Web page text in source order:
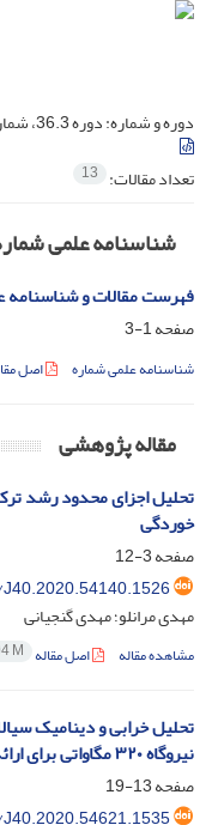
دوره و شماره:دوره 36.3، شماره 2، مهندسی مکانیک، آذر 1399، صفحه 1-118
تعداد مقالات: 13
شناسنامه علمی
فهرست مقالات و شناسنامه علمی مجله
صفحه1-3
شناسنامه علمی شماره اصل
مقاله پژوهشی
تحلیل اجزای محدود رشد
خوردگی
صفحه3-12
مهدی مرانلو؛ مهدی گنجیانی
مشاهده مقاله اصل مقاله M
تحلیل خرابی و دینامیک
نیروگاه ۳۲۰ مگاواتی برای ارائه‌ی طرح چیدمان بهترین جایگزین
صفحه13-19